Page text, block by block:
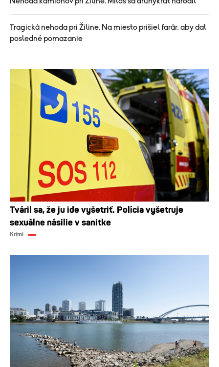
Tragická nehoda pri Žiline. Na miesto prišiel farár, aby dal
posledné pomazanie
Tváril sa, že ju ide vyšetriť. Polícia vyšetruje
sexuálne násilie v sanitke
Krimi